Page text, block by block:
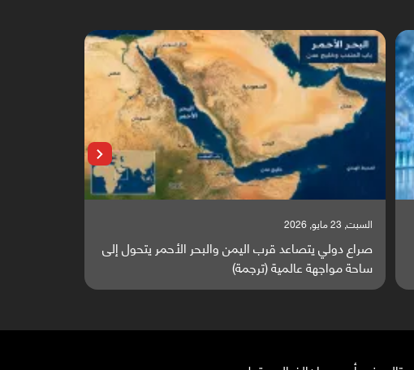
السبت, 23 مايو, 2026
صراع دولي يتصاعد قرب اليمن والبحر الأحمر يتحول إلى
ساحة مواجهة عالمية (ترجمة)